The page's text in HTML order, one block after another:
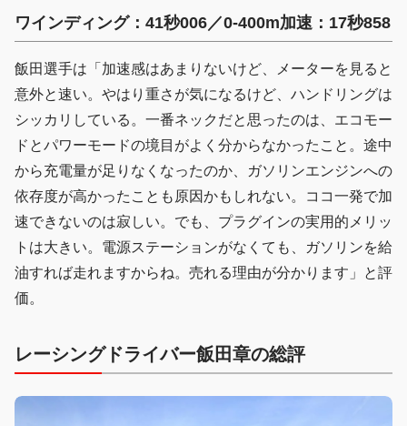
ワインディング：41秒006／0-400m加速：17秒858
飯田選手は「加速感はあまりないけど、メーターを見ると
意外と速い。やはり重さが気になるけど、ハンドリングは
シッカリしている。一番ネックだと思ったのは、エコモー
ドとパワーモードの境目がよく分からなかったこと。途中
から充電量が足りなくなったのか、ガソリンエンジンへの
依存度が高かったことも原因かもしれない。ココ一発で加
速できないのは寂しい。でも、プラグインの実用的メリッ
トは大きい。電源ステーションがなくても、ガソリンを給
油すれば走れますからね。売れる理由が分かります」と評
価。
レーシングドライバー飯田章の総評